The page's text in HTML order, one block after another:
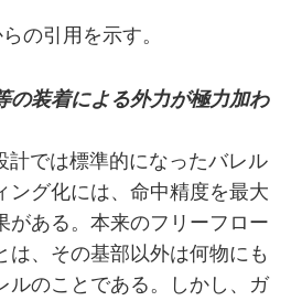
の引用を示す。
の装着による外力が極力加わ
では標準的になったバレル
ング化には、命中精度を最大
がある。本来のフリーフロー
は、その基部以外は何物にも
ルのことである。しかし、ガ